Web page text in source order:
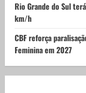
Rio Grande do Sul
km/h
CBF reforça
Feminina em 2027